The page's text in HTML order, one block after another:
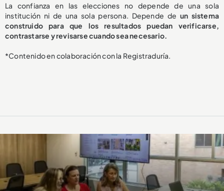
La confianza en las elecciones no depende de una sola
institución ni de una sola persona. Depende de un sistema
construido para que los resultados puedan verificarse,
contrastarse y revisarse cuando sea necesario.
*Contenido en colaboración con la Registraduría.